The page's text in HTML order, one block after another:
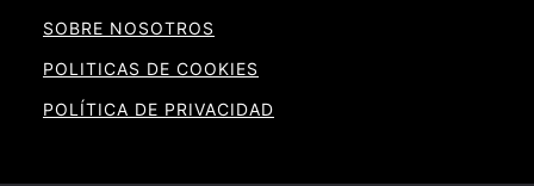
SOBRE NOSOTROS
POLITICAS DE COOKIES
POLÍTICA DE PRIVACIDAD